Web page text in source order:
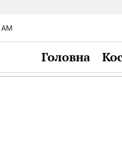
AM
Головна